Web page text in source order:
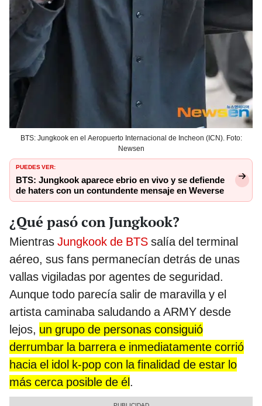
BTS: Jungkook en el Aeropuerto Internacional de Incheon (ICN). Foto:
Newsen
PUEDES VER:
BTS: Jungkook aparece ebrio en vivo y se defiende
de haters con un contundente mensaje en Weverse
¿Qué pasó con Jungkook?
Mientras Jungkook de BTS salía del terminal
aéreo, sus fans permanecían detrás de unas
vallas vigiladas por agentes de seguridad.
Aunque todo parecía salir de maravilla y el
artista caminaba saludando a ARMY desde
lejos, un grupo de personas consiguió
derrumbar la barrera e inmediatamente corrió
hacia el idol k-pop con la finalidad de estar lo
más cerca posible de él.